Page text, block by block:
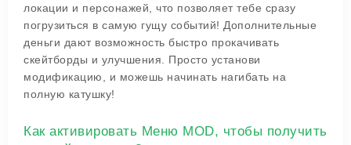
локации и персонажей, что позволяет тебе сразу
погрузиться в самую гущу событий! Дополнительные
деньги дают возможность быстро прокачивать
скейтборды и улучшения. Просто установи
модификацию, и можешь начинать нагибать на
полную катушку!
Как активировать Меню MOD, чтобы получить